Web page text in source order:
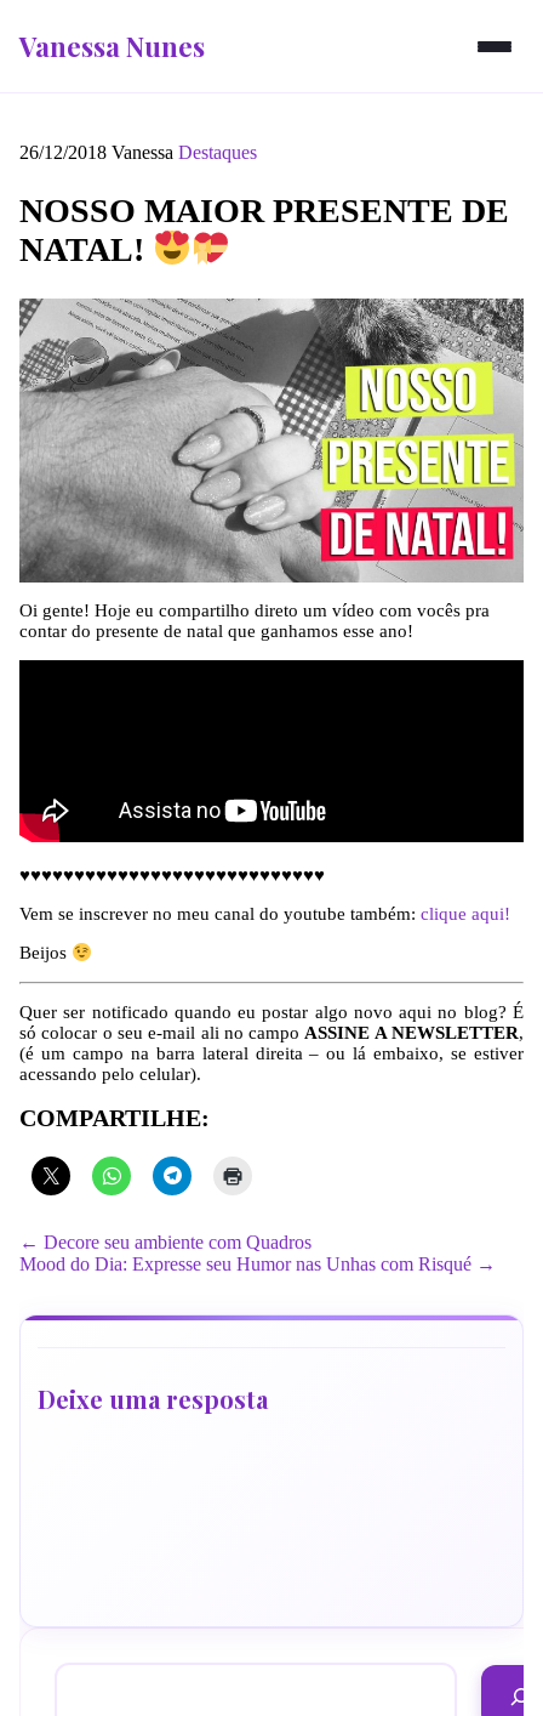
Vanessa Nunes
26/12/2018 Vanessa Destaques
NOSSO MAIOR PRESENTE DE
NATAL!
Oi gente! Hoje eu compartilho direto um vídeo com vocês pra
contar do presente de natal que ganhamos esse ano!
♥♥♥♥♥♥♥♥♥♥♥♥♥♥♥♥♥♥♥♥♥♥♥♥♥♥♥♥
Vem se inscrever no meu canal do youtube também: clique aqui!
Beijos
Quer ser notificado quando eu postar algo novo aqui no blog? É
só colocar o seu e-mail ali no campo ASSINE A NEWSLETTER,
(é um campo na barra lateral direita – ou lá embaixo, se estiver
acessando pelo celular).
COMPARTILHE:
← Decore seu ambiente com Quadros
Mood do Dia: Expresse seu Humor nas Unhas com Risqué →
Deixe uma resposta